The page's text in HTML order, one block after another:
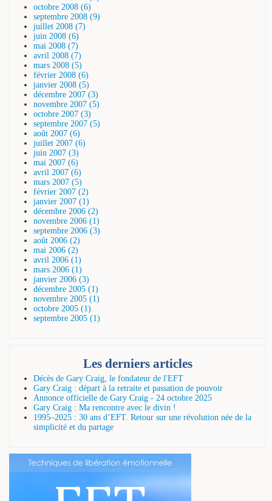
octobre 2008 (6)
septembre 2008 (9)
juillet 2008 (7)
juin 2008 (6)
mai 2008 (7)
avril 2008 (7)
mars 2008 (5)
février 2008 (6)
janvier 2008 (5)
décembre 2007 (3)
novembre 2007 (5)
octobre 2007 (3)
septembre 2007 (5)
août 2007 (6)
juillet 2007 (6)
juin 2007 (3)
mai 2007 (6)
avril 2007 (6)
mars 2007 (5)
février 2007 (2)
janvier 2007 (1)
décembre 2006 (2)
novembre 2006 (1)
septembre 2006 (3)
août 2006 (2)
mai 2006 (2)
avril 2006 (1)
mars 2006 (1)
janvier 2006 (3)
décembre 2005 (1)
novembre 2005 (1)
octobre 2005 (1)
septembre 2005 (1)
Les derniers articles
Décès de Gary Craig, le fondateur de l'EFT
Gary Craig : départ à la retraite et passation de pouvoir
Annonce officielle de Gary Craig - 24 octobre 2025
Gary Craig : Ma rencontre avec le divin !
1995–2025 : 30 ans d’EFT. Retour sur une révolution née de la
simplicité et du partage